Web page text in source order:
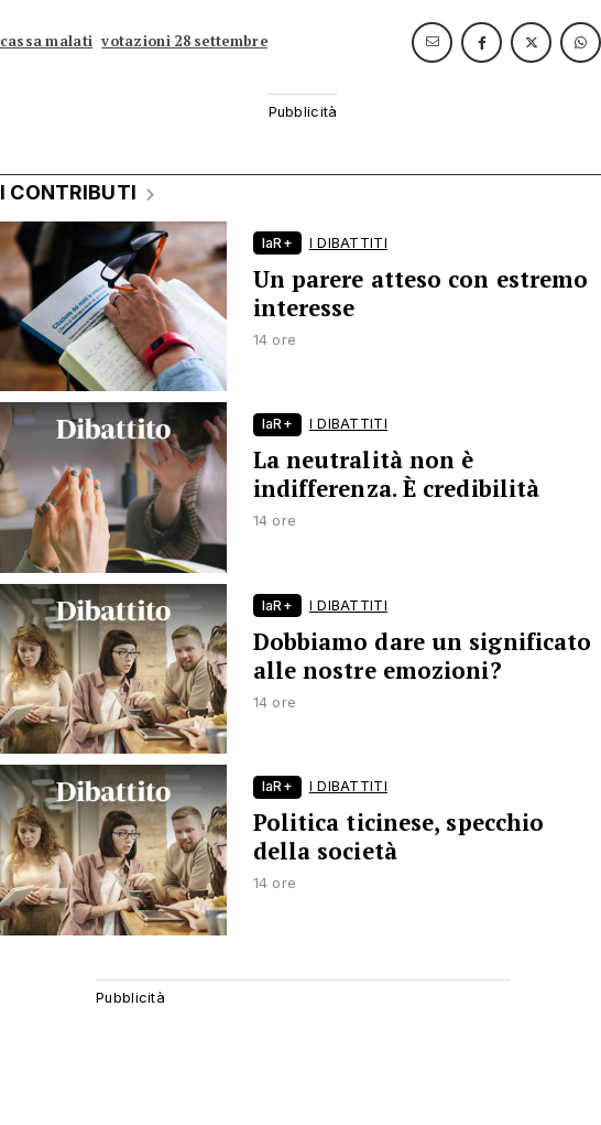
cassa malati votazioni 28 settembre
I CONTRIBUTI
laR+ I DIBATTITI
Un parere atteso con estremo
interesse
14 ore
laR+ I DIBATTITI
La neutralità non è
indifferenza. È credibilità
14 ore
laR+ I DIBATTITI
Dobbiamo dare un significato
alle nostre emozioni?
14 ore
laR+ I DIBATTITI
Politica ticinese, specchio
della società
14 ore